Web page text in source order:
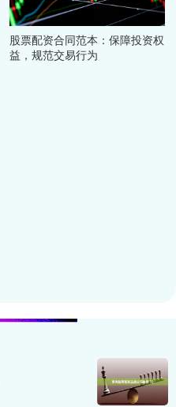
股票配资合同范本：保障投资权
益，规范交易行为